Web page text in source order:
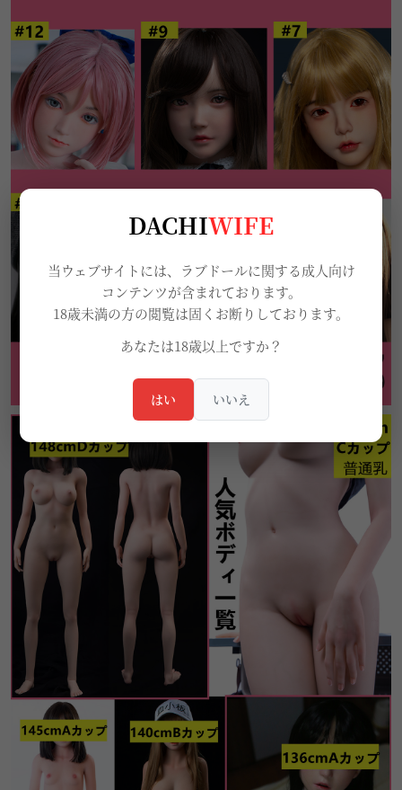
DACHIWIFE
当ウェブサイトには、ラブドールに関する成人向け
コンテンツが含まれております。
18歳未満の方の閲覧は固くお断りしております。
あなたは18歳以上ですか？
はい いいえ